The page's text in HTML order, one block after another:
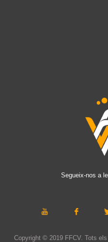
Segueix-nos a
Copyright © 2019 FFCV. Tots